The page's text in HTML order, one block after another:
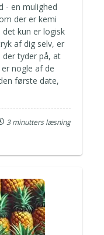
- en mulighed
der er kemi
kun er logisk
af dig selv, er
tyder på, at
nogle af de
første date,
3 minutters læsning